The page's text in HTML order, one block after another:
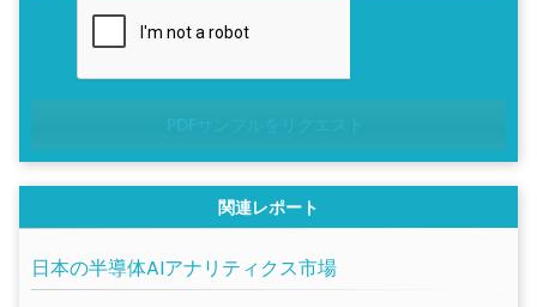
関連レポート
日本の半導体AIアナリティクス市場